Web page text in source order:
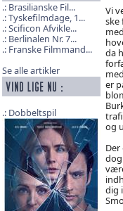
Brasilianske Fil...
Tyskefilmdage, 1...
Scificon Afvikle...
Berlinalen Nr. 7...
Franske Filmmand...
Se alle artikler
Dobbeltspil
Vi
ske
da
er
og
dig